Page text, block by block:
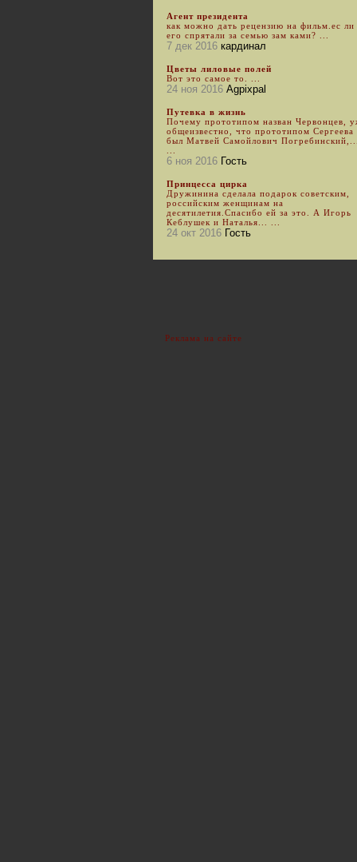
Агент президента
как можно дать рецензию на фильм.ес ли
его спрятали за семью зам ками? ...
7 дек 2016 кардинал
Цветы лиловые полей
Вот это самое то. ...
24 ноя 2016 Agpixpal
Путевка в жизнь
Почему прототипом назван Червонцев,
общеизвестно, что прототипом Сергеева
был Матвей Самойлович Погребинский,...
6 ноя 2016 Гость
Принцесса цирка
Дружинина сделала подарок советским,
российским женщинам на
десятилетия.Спасибо ей за это. А Игорь
Кеблушек и Наталья... ...
24 окт 2016 Гость
Реклама на сайте